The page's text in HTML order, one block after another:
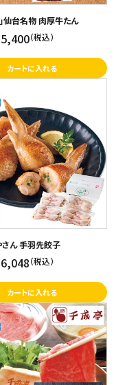
仙台名物 肉厚牛たん
（税込）
カートに入れる
さん 手羽先餃子
（税込）
カートに入れる